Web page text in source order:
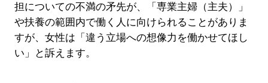
担についての不満の矛先が、「専業主婦（主夫）」
や扶養の範囲内で働く人に向けられることがありま
すが、女性は「違う立場への想像力を働かせてほし
い」と訴えます。